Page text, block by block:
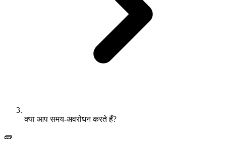
क्या आप समय-अवरोधन करते हैं?
🧱